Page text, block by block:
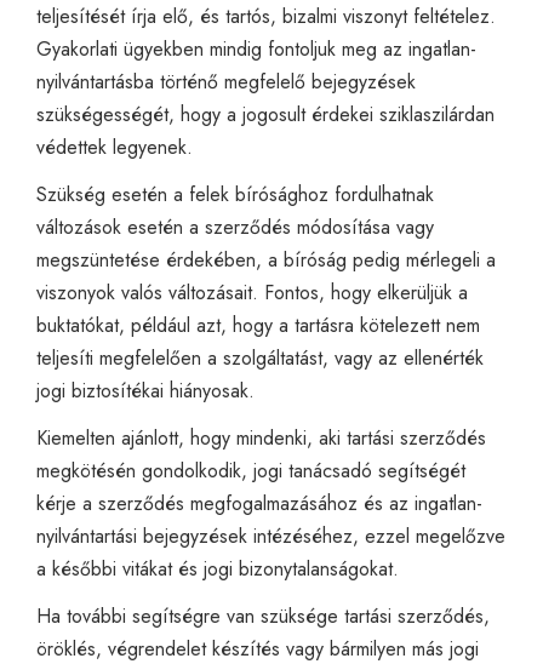
teljesítését írja elő, és tartós, bizalmi viszonyt feltételez.
Gyakorlati ügyekben mindig fontoljuk meg az ingatlan-
nyilvántartásba történő megfelelő bejegyzések
szükségességét, hogy a jogosult érdekei sziklaszilárdan
védettek legyenek.
Szükség esetén a felek bírósághoz fordulhatnak
változások esetén a szerződés módosítása vagy
megszüntetése érdekében, a bíróság pedig mérlegeli a
viszonyok valós változásait. Fontos, hogy elkerüljük a
buktatókat, például azt, hogy a tartásra kötelezett nem
teljesíti megfelelően a szolgáltatást, vagy az ellenérték
jogi biztosítékai hiányosak.
Kiemelten ajánlott, hogy mindenki, aki tartási szerződés
megkötésén gondolkodik, jogi tanácsadó segítségét
kérje a szerződés megfogalmazásához és az ingatlan-
nyilvántartási bejegyzések intézéséhez, ezzel megelőzve
a későbbi vitákat és jogi bizonytalanságokat.
Ha további segítségre van szüksége tartási szerződés,
öröklés, végrendelet készítés vagy bármilyen más jogi